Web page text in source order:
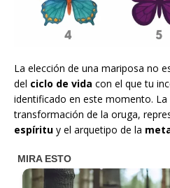
La elección de una mariposa no
del ciclo de vida con el que tu
identificado en este momento.
transformación de la oruga,
espíritu y el arquetipo de la